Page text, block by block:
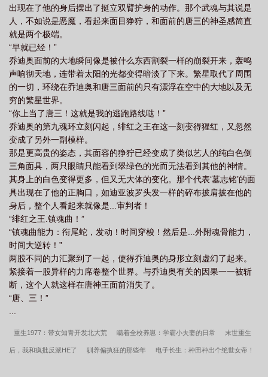
出现在了他的身后摆出了挺立双臂护身的动作。那个武魂与其说是
人，不如说是恶魔，看起来面目狰狞，和面前的唐三的神圣感简直
就是两个极端。
“早就已经！”
乔迪奥面前的大地瞬间像是被什么东西割裂一样的崩裂开来，轰鸣
声响彻天地，连带着太阳的光都变得暗淡了下来。繁星取代了周围
的一切，环绕在乔迪奥和唐三面前的只有漂浮在空中的大地以及无
穷的繁星世界。
“你上当了唐三！这就是我的逃跑路线哒！”
乔迪奥的第九魂环立刻闪起，绯红之王在这一刻变得猩红，又忽然
变成了另外一副模样。
那是更高贵的姿态，其面容的狰狞已经变成了类似艺人的纯白色倒
三角面具，两只眼睛只能看到翠绿色的光而无法看到其他的神情。
其身上的白色变得更多，但又无大体的变化。那个代表‘墓志铭’的面
具出现在了他的正胸口，如迪亚波罗头发一样的碎布披肩披在他的
身后，整个人看起来就像是...审判者！
“绯红之王.镇魂曲！”
“镇魂曲能力：衔尾蛇，发动！时间穿梭！然后是...外附魂骨能力，
时间大逆转！”
两股不同的力汇聚到了一起，使得乔迪奥的身形立刻虚幻了起来。
紧接着一股异样的力席卷整个世界。与乔迪奥有关的因果一一被斩
断，这个人就这样在唐神王面前消失了。
“唐、三！”
重生1977：带女知青开发北大荒 瞒着全校养崽：学霸小夫妻的日常 末世重生
后，我和疯批反派HE了 驯养偏执狂的那些年 电子长生：种田种出个绝世女帝！